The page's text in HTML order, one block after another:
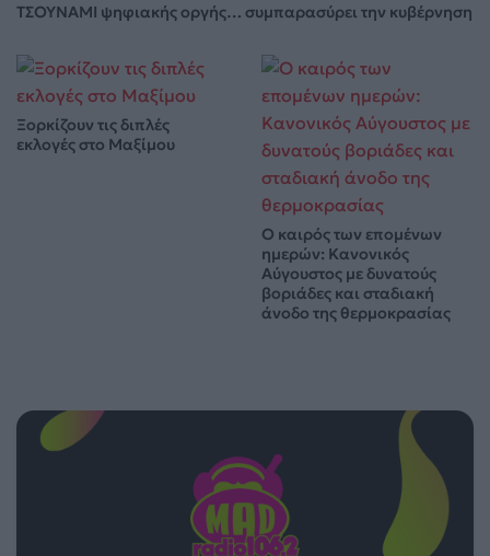
ΤΣΟΥΝΑΜΙ ψηφιακής οργής… συμπαρασύρει την κυβέρνηση
Ξορκίζουν τις διπλές
εκλογές στο Μαξίμου
Ο καιρός των επομένων
ημερών: Κανονικός
Αύγουστος με δυνατούς
βοριάδες και σταδιακή
άνοδο της θερμοκρασίας